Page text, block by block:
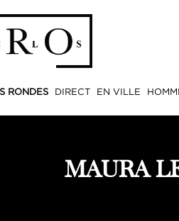
RONDES DIRECT EN VILLE
MAURA